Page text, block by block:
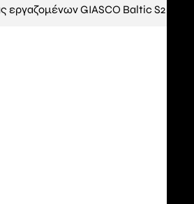
εργαζομένων GIASCO Baltic S2